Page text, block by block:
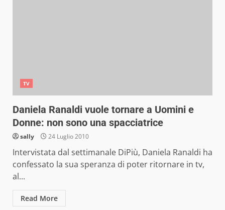
TV
Daniela Ranaldi vuole tornare a Uomini e
Donne: non sono una spacciatrice
sally 24 Luglio 2010
Intervistata dal settimanale DiPiù, Daniela Ranaldi ha
confessato la sua speranza di poter ritornare in tv,
al...
Read More